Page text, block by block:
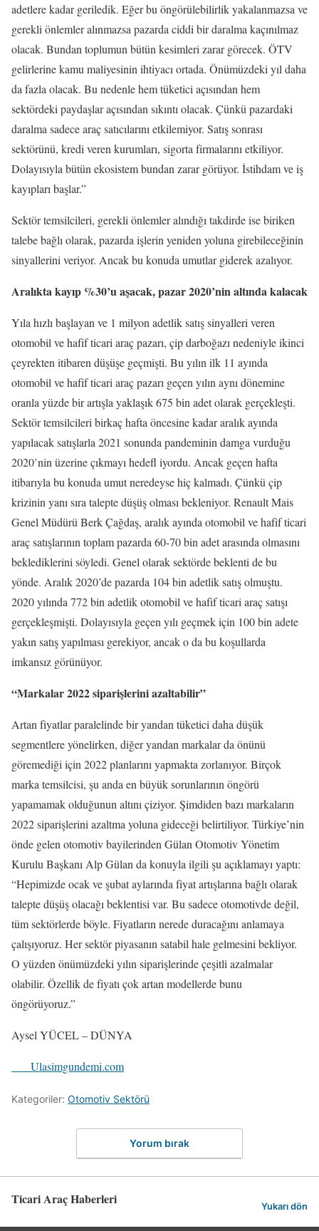
adetlere kadar geriledik. Eğer bu öngörülebilirlik yakalanmazsa ve
gerekli önlemler alınmazsa pazarda ciddi bir daralma kaçınılmaz
olacak. Bundan toplumun bütün kesimleri zarar görecek. ÖTV
gelirlerine kamu maliyesinin ihtiyacı ortada. Önümüzdeki yıl daha
da fazla olacak. Bu nedenle hem tüketici açısından hem
sektördeki paydaşlar açısından sıkıntı olacak. Çünkü pazardaki
daralma sadece araç satıcılarını etkilemiyor. Satış sonrası
sektörünü, kredi veren kurumları, sigorta firmalarını etkiliyor.
Dolayısıyla bütün ekosistem bundan zarar görüyor. İstihdam ve iş
kayıpları başlar.”
Sektör temsilcileri, gerekli önlemler alındığı takdirde ise biriken
talebe bağlı olarak, pazarda işlerin yeniden yoluna girebileceğinin
sinyallerini veriyor. Ancak bu konuda umutlar giderek azalıyor.
Aralıkta kayıp %30’u aşacak, pazar 2020’nin altında kalacak
Yıla hızlı başlayan ve 1 milyon adetlik satış sinyalleri veren
otomobil ve hafif ticari araç pazarı, çip darboğazı nedeniyle ikinci
çeyrekten itibaren düşüşe geçmişti. Bu yılın ilk 11 ayında
otomobil ve hafif ticari araç pazarı geçen yılın aynı dönemine
oranla yüzde bir artışla yaklaşık 675 bin adet olarak gerçekleşti.
Sektör temsilcileri birkaç hafta öncesine kadar aralık ayında
yapılacak satışlarla 2021 sonunda pandeminin damga vurduğu
2020’nin üzerine çıkmayı hedefl iyordu. Ancak geçen hafta
itibarıyla bu konuda umut neredeyse hiç kalmadı. Çünkü çip
krizinin yanı sıra talepte düşüş olması bekleniyor. Renault Mais
Genel Müdürü Berk Çağdaş, aralık ayında otomobil ve hafif ticari
araç satışlarının toplam pazarda 60-70 bin adet arasında olmasını
beklediklerini söyledi. Genel olarak sektörde beklenti de bu
yönde. Aralık 2020’de pazarda 104 bin adetlik satış olmuştu.
2020 yılında 772 bin adetlik otomobil ve hafif ticari araç satışı
gerçekleşmişti. Dolayısıyla geçen yılı geçmek için 100 bin adete
yakın satış yapılması gerekiyor, ancak o da bu koşullarda
imkansız görünüyor.
“Markalar 2022 siparişlerini azaltabilir”
Artan fiyatlar paralelinde bir yandan tüketici daha düşük
segmentlere yönelirken, diğer yandan markalar da önünü
göremediği için 2022 planlarını yapmakta zorlanıyor. Birçok
marka temsilcisi, şu anda en büyük sorunlarının öngörü
yapamamak olduğunun altını çiziyor. Şimdiden bazı markaların
2022 siparişlerini azaltma yoluna gideceği belirtiliyor. Türkiye’nin
önde gelen otomotiv bayilerinden Gülan Otomotiv Yönetim
Kurulu Başkanı Alp Gülan da konuyla ilgili şu açıklamayı yaptı:
“Hepimizde ocak ve şubat aylarında fiyat artışlarına bağlı olarak
talepte düşüş olacağı beklentisi var. Bu sadece otomotivde değil,
tüm sektörlerde böyle. Fiyatların nerede duracağını anlamaya
çalışıyoruz. Her sektör piyasanın satabil hale gelmesini bekliyor.
O yüzden önümüzdeki yılın siparişlerinde çeşitli azalmalar
olabilir. Özellik de fiyatı çok artan modellerde bunu
öngörüyoruz.”
Aysel YÜCEL – DÜNYA
Ulasimgundemi.com
Kategoriler: Otomotiv Sektörü
Yorum bırak
Ticari Araç Haberleri Yukarı dön